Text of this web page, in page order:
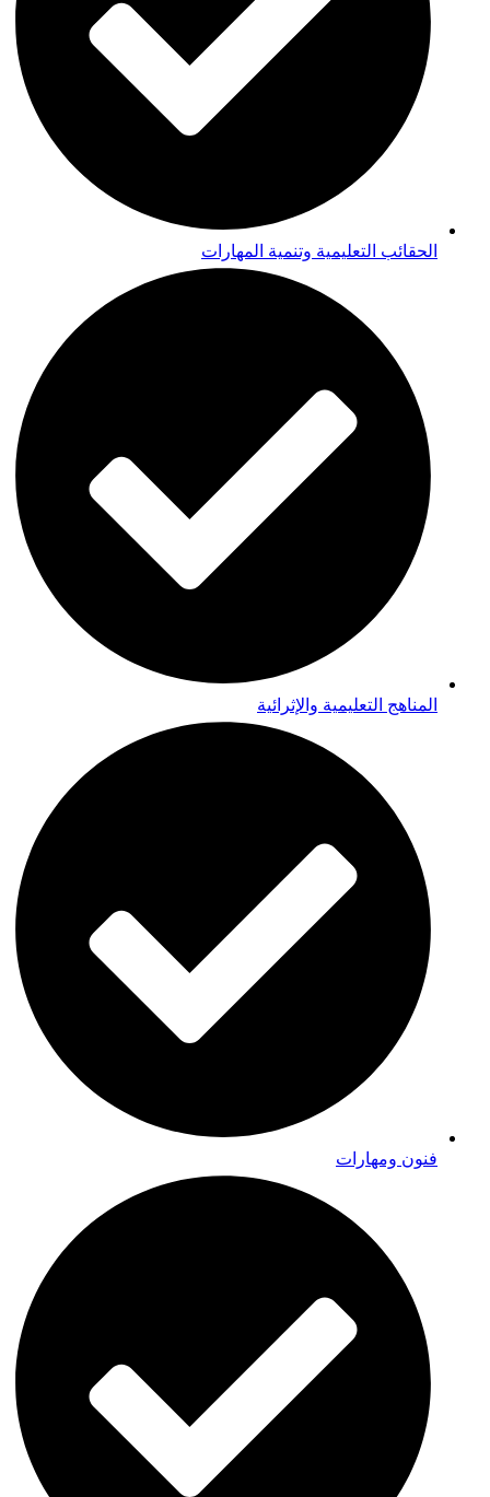
الحقائب التعليمية وتنمية المهارات
المناهج التعليمية والإثرائية
فنون ومهارات